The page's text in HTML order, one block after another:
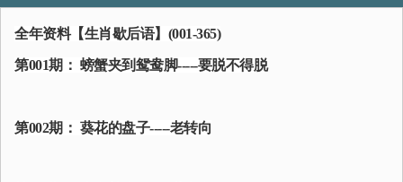
全年资料【生肖歇后语】(001-365)
第001期： 螃蟹夹到鸳鸯脚-----要脱不得脱
第002期： 葵花的盘子-----老转向